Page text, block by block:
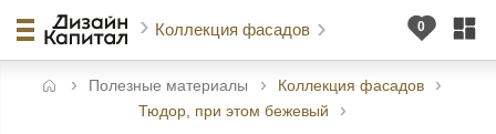
Коллекция фасадов
Полезные материалы
Коллекция фасадов
Тюдор, при этом бежевый